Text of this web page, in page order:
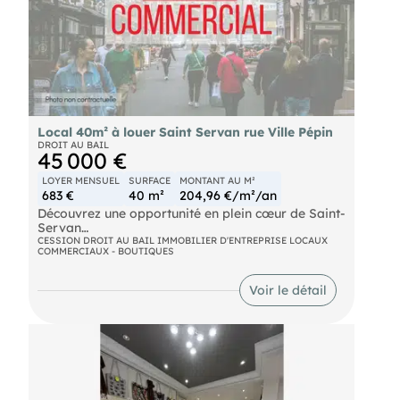
Local 40m² à louer Saint Servan rue Ville Pépin
DROIT AU BAIL
45 000 €
LOYER MENSUEL
683 €
SURFACE
40 m²
MONTANT AU M²
204,96 €/m²/an
Découvrez une opportunité en plein cœur de Saint-
Servan
L'Immobilière d'Entreprise Côte d'Émeraude vous
propose la cession d'un droit au bail pour un local
commercial de 40 m² environ, idéalement situé
Ce bien fonctionnel et bien agencé se compose
d'un espace boutique lumineux, parfait pour
accueillir votre clientèle. À l'arrière, une pièce
polyvalente s'offre à vous : bureau ou zone de
CESSION DROIT AU BAIL IMMOBILIER D'ENTREPRISE LOCAUX
COMMERCIAUX - BOUTIQUES
Voir le détail